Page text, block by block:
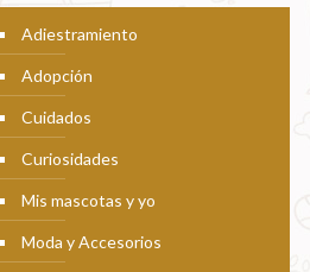
Adiestramiento
Adopción
Cuidados
Curiosidades
Mis mascotas y yo
Moda y Accesorios